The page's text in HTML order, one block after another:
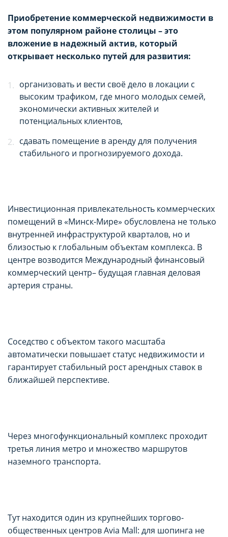
Приобретение коммерческой недвижимости в
этом популярном районе столицы – это
вложение в надежный актив, который
открывает несколько путей для развития:
организовать и вести своё дело в локации с
высоким трафиком, где много молодых семей,
экономически активных жителей и
потенциальных клиентов,
сдавать помещение в аренду для получения
стабильного и прогнозируемого дохода.
Инвестиционная привлекательность коммерческих
помещений в «Минск-Мире» обусловлена не только
внутренней инфраструктурой кварталов, но и
близостью к глобальным объектам комплекса. В
центре возводится Международный финансовый
коммерческий центр– будущая главная деловая
артерия страны.
Соседство с объектом такого масштаба
автоматически повышает статус недвижимости и
гарантирует стабильный рост арендных ставок в
ближайшей перспективе.
Через многофункциональный комплекс проходит
третья линия метро и множество маршрутов
наземного транспорта.
Тут находится один из крупнейших торгово-
общественных центров Avia Mall: для шопинга не